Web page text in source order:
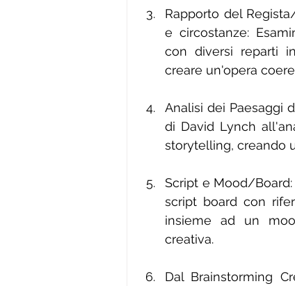
Rapporto del
e circostanze:
con diversi reparti
creare un'opera
Analisi dei Paesaggi
di David Lynch
storytelling, creando
Script e Mood/
script board con
insieme ad un
creativa.
Dal Brainstorming